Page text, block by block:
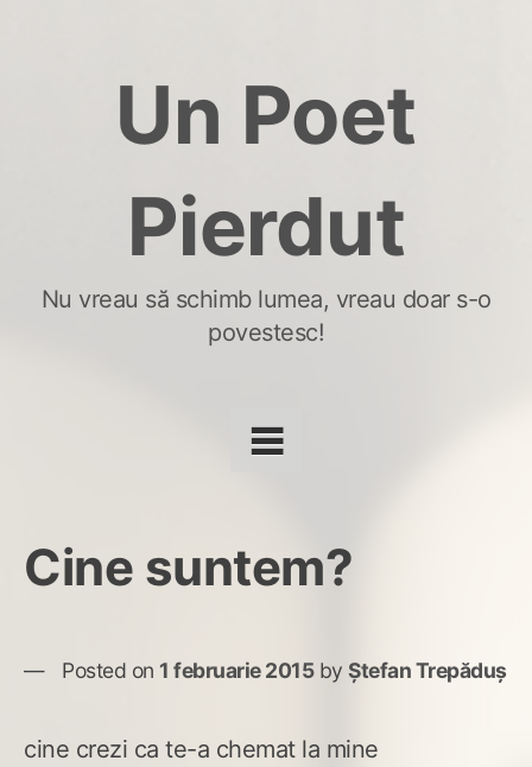
Un Poet
Pierdut
Nu vreau să schimb lumea, vreau doar s-o
povestesc!
Cine suntem?
Posted on 1 februarie 2015by Ștefan Trepăduș
cine crezi ca te-a chemat la mine